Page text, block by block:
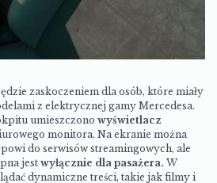
zaskoczeniem dla osób, które miały
z elektrycznej gamy Mercedesa.
umieszczono wyświetlacz
monitora. Na ekranie można
do serwisów streamingowych, ale
jest wyłącznie dla pasażera. W
dynamiczne treści, takie jak filmy i